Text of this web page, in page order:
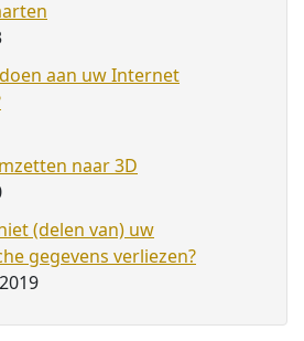
aan uw Internet
naar 3D
(delen van) uw
gegevens verliezen?